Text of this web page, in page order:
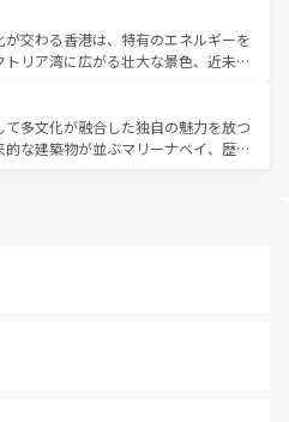
ミー、ベトナムコーヒーなどは、ぜ
。どの地域を訪れてもあたたかい人々
るので、きっと忘れられない旅にな
。北部ではチェンマイなどの山岳地
、南部ではプーケットやクラビの美し
分を楽しむことができる。タイ料理
温暖で、どの季節にも異なる楽しみ
みやすいタイの人々、仏教を中心とし
観光資源が、訪れる旅人を魅了し続
が交わる香港は、特有のエネルギーを
リア湾に広がる壮大な景色、近未来
動するはず。観光スポットが密集し
どころを回れるのも魅力。息をのむよ
体験まで、香港を存分に楽しみ尽く
て多文化が融合した独自の魅力を放つ
な建築物が並ぶマリーナベイ、歴史
の風情を楽しめる外せないスポット